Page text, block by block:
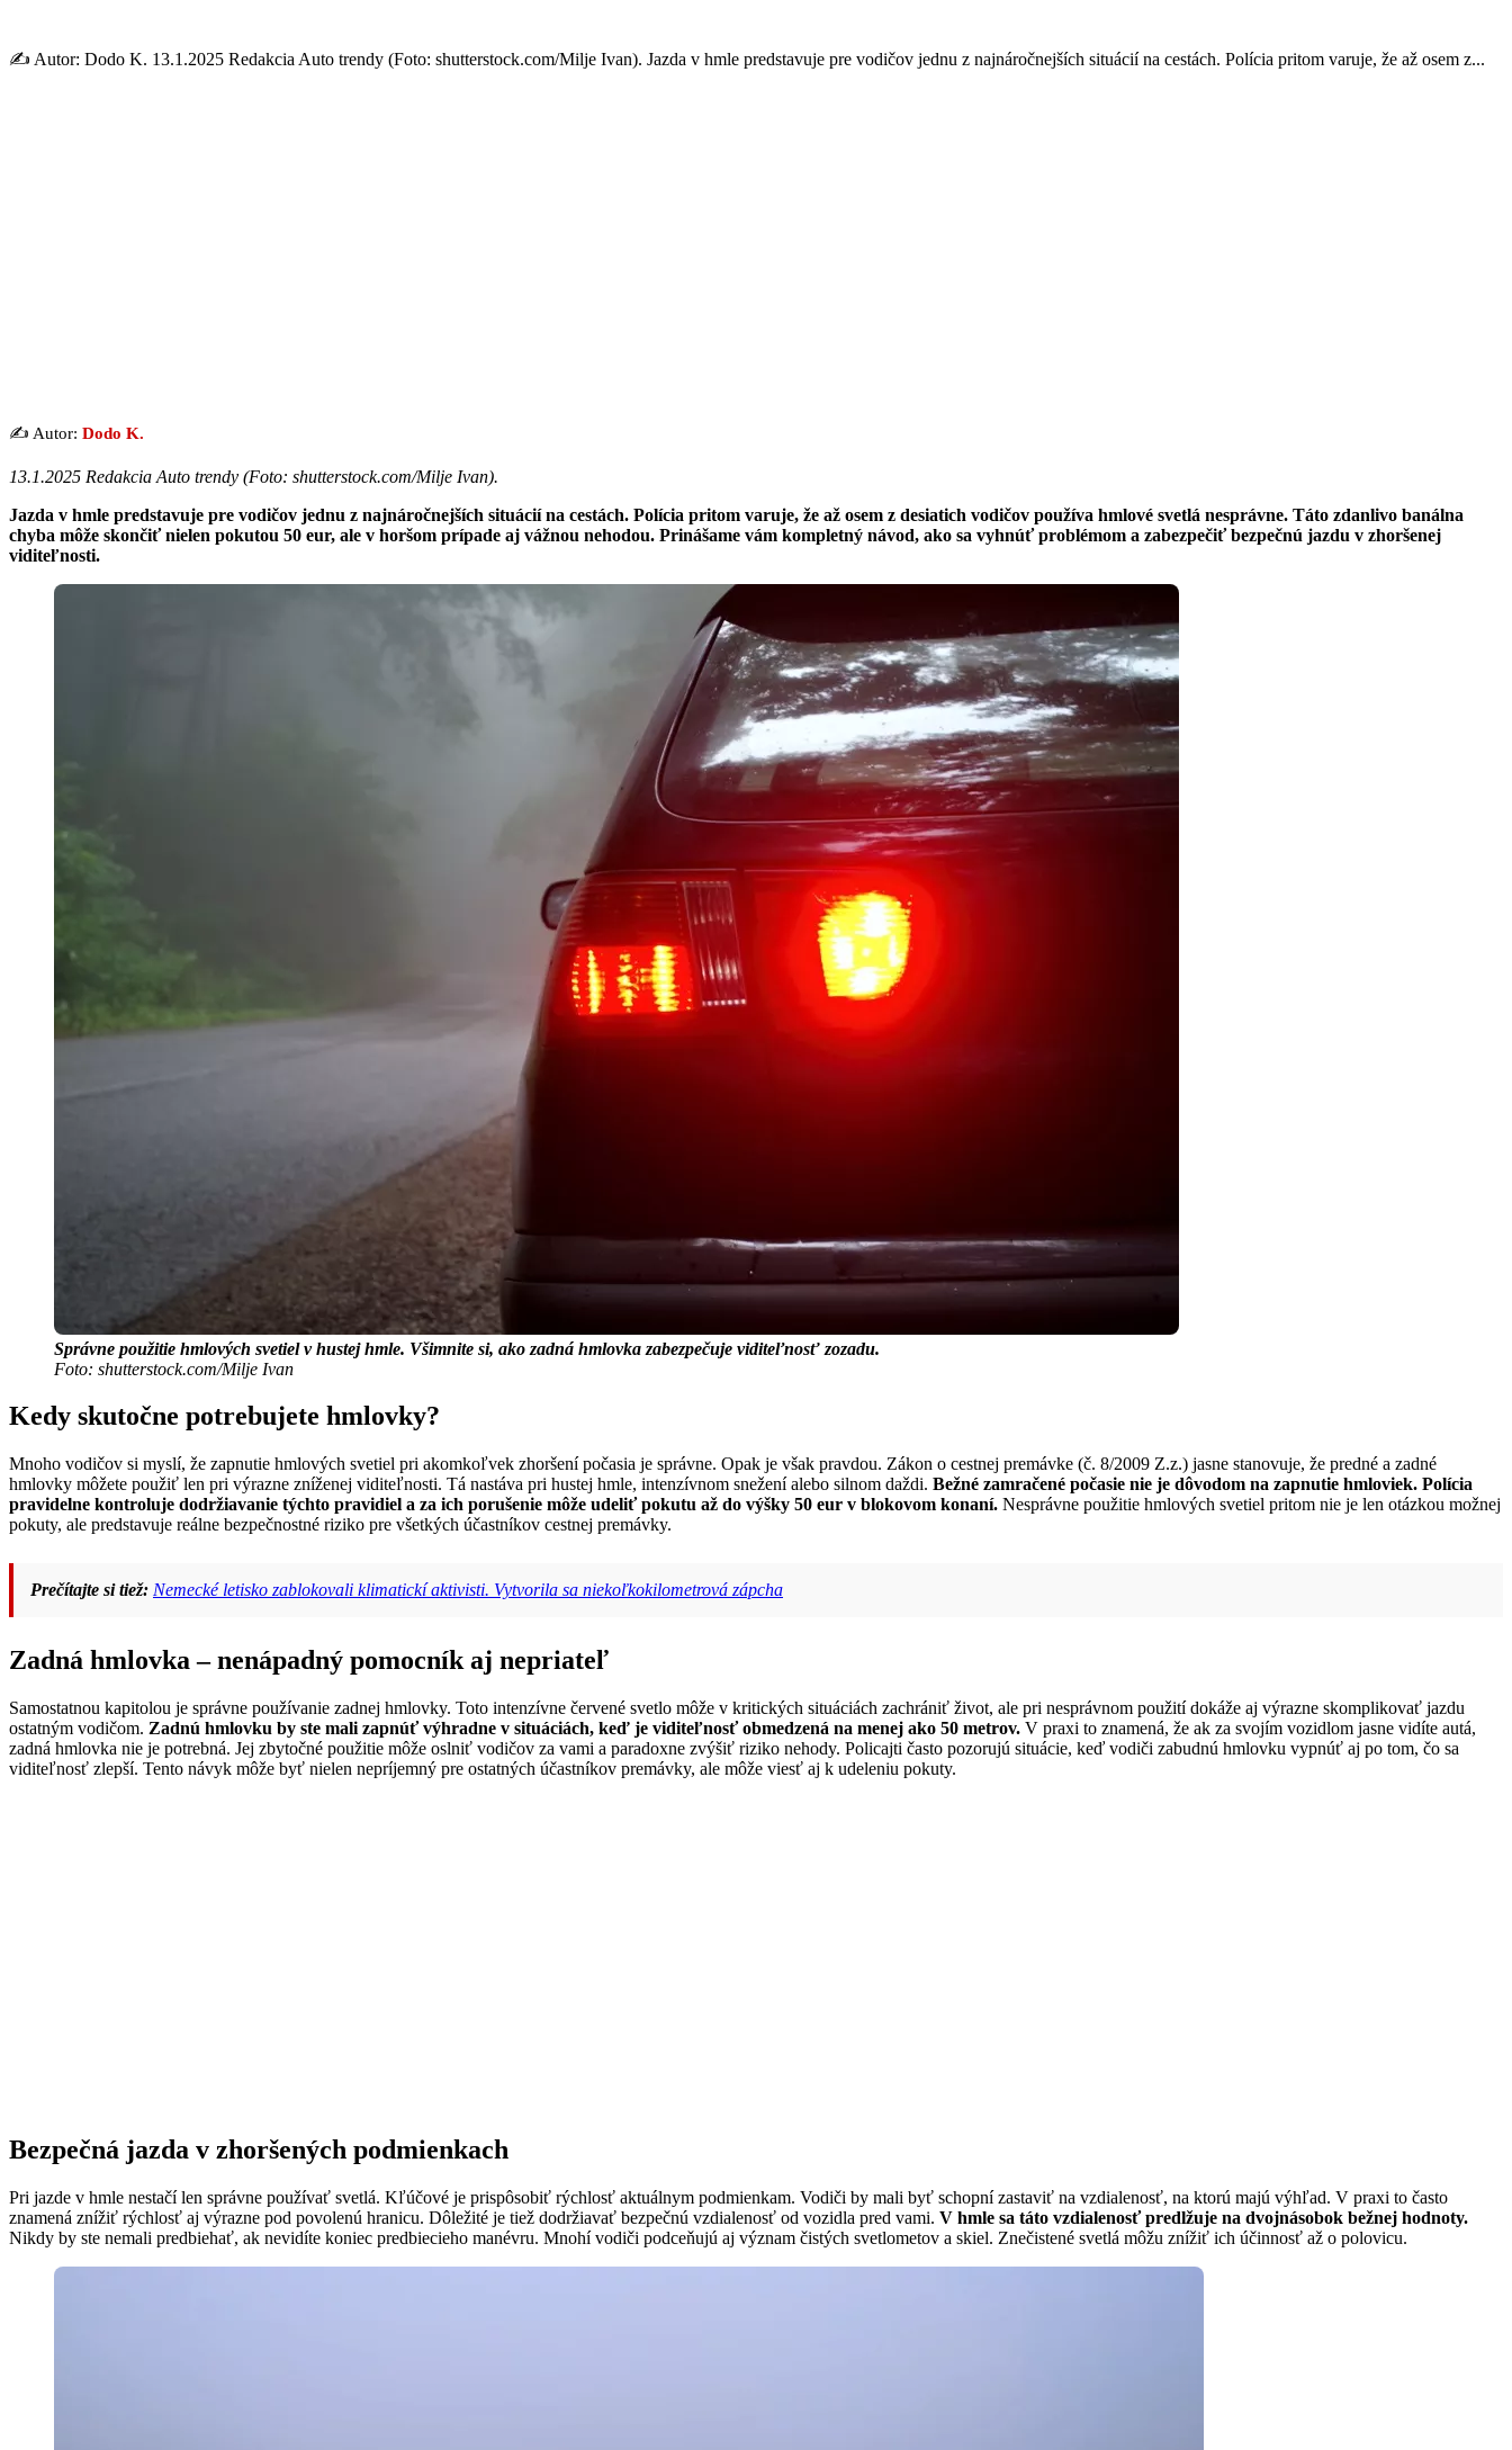
✍️ Autor: Dodo K. 13.1.2025 Redakcia Auto trendy (Foto: shutterstock.com/Milje Ivan). Jazda v hmle predstavuje pre vodičov jednu z najnáročnejších situácií na cestách. Polícia pritom varuje, že až osem z...
✍️ Autor: Dodo K.
13.1.2025 Redakcia Auto trendy (Foto: shutterstock.com/Milje Ivan).
Jazda v hmle predstavuje pre vodičov jednu z najnáročnejších situácií na cestách. Polícia pritom varuje, že až osem z desiatich vodičov používa hmlové svetlá nesprávne. Táto zdanlivo banálna
chyba môže skončiť nielen pokutou 50 eur, ale v horšom prípade aj vážnou nehodou. Prinášame vám kompletný návod, ako sa vyhnúť problémom a zabezpečiť bezpečnú jazdu v zhoršenej
viditeľnosti.
Správne použitie hmlových svetiel v hustej hmle. Všimnite si, ako zadná hmlovka zabezpečuje viditeľnosť zozadu.
Foto: shutterstock.com/Milje Ivan
Kedy skutočne potrebujete hmlovky?
Mnoho vodičov si myslí, že zapnutie hmlových svetiel pri akomkoľvek zhoršení počasia je správne. Opak je však pravdou. Zákon o cestnej premávke (č. 8/2009 Z.z.) jasne stanovuje, že predné a zadné
hmlovky môžete použiť len pri výrazne zníženej viditeľnosti. Tá nastáva pri hustej hmle, intenzívnom snežení alebo silnom daždi. Bežné zamračené počasie nie je dôvodom na zapnutie hmloviek. Polícia
pravidelne kontroluje dodržiavanie týchto pravidiel a za ich porušenie môže udeliť pokutu až do výšky 50 eur v blokovom konaní. Nesprávne použitie hmlových svetiel pritom nie je len otázkou možnej
pokuty, ale predstavuje reálne bezpečnostné riziko pre všetkých účastníkov cestnej premávky.
Prečítajte si tiež: Nemecké letisko zablokovali klimatickí aktivisti. Vytvorila sa niekoľkokilometrová zápcha
Zadná hmlovka – nenápadný pomocník aj nepriateľ
Samostatnou kapitolou je správne používanie zadnej hmlovky. Toto intenzívne červené svetlo môže v kritických situáciách zachrániť život, ale pri nesprávnom použití dokáže aj výrazne skomplikovať jazdu
ostatným vodičom. Zadnú hmlovku by ste mali zapnúť výhradne v situáciách, keď je viditeľnosť obmedzená na menej ako 50 metrov. V praxi to znamená, že ak za svojím vozidlom jasne vidíte autá,
zadná hmlovka nie je potrebná. Jej zbytočné použitie môže oslniť vodičov za vami a paradoxne zvýšiť riziko nehody. Policajti často pozorujú situácie, keď vodiči zabudnú hmlovku vypnúť aj po tom, čo sa
viditeľnosť zlepší. Tento návyk môže byť nielen nepríjemný pre ostatných účastníkov premávky, ale môže viesť aj k udeleniu pokuty.
Bezpečná jazda v zhoršených podmienkach
Pri jazde v hmle nestačí len správne používať svetlá. Kľúčové je prispôsobiť rýchlosť aktuálnym podmienkam. Vodiči by mali byť schopní zastaviť na vzdialenosť, na ktorú majú výhľad. V praxi to často
znamená znížiť rýchlosť aj výrazne pod povolenú hranicu. Dôležité je tiež dodržiavať bezpečnú vzdialenosť od vozidla pred vami. V hmle sa táto vzdialenosť predlžuje na dvojnásobok bežnej hodnoty.
Nikdy by ste nemali predbiehať, ak nevidíte koniec predbiecieho manévru. Mnohí vodiči podceňujú aj význam čistých svetlometov a skiel. Znečistené svetlá môžu znížiť ich účinnosť až o polovicu.